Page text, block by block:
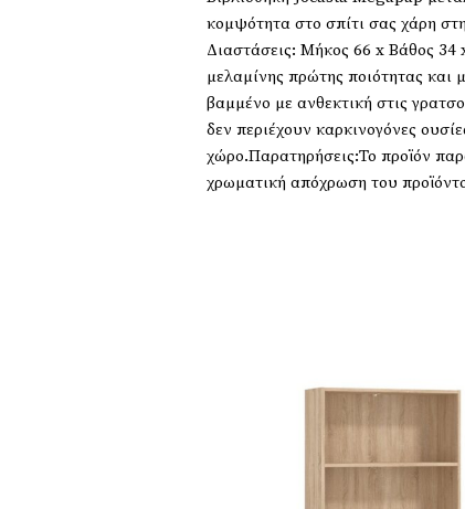
κομψότητα στο σπίτι σας χάρη
Διαστάσεις: Μήκος 66 x Βάθος
μελαμίνης πρώτης ποιότητας
βαμμένο με ανθεκτική στις
δεν περιέχουν καρκινογόνες
χώρο.Παρατηρήσεις:Το προϊόν
χρωματική απόχρωση του